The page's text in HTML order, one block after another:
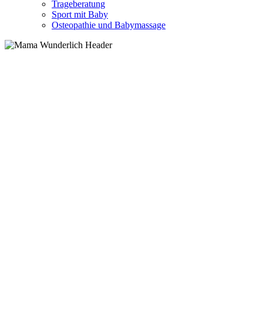
Trageberatung
Sport mit Baby
Osteopathie und Babymassage